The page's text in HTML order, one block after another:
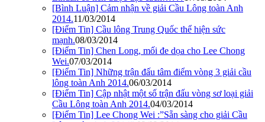
[Bình Luận] Cảm nhận về giải Cầu Lông toàn Anh
2014.11/03/2014
[Điểm Tin] Cầu lông Trung Quốc thể hiện sức
mạnh.08/03/2014
[Điểm Tin] Chen Long, mối đe dọa cho Lee Chong
Wei.07/03/2014
[Điểm Tin] Những trận đấu tâm điểm vòng 3 giải cầu
lông toàn Anh 2014.06/03/2014
[Điểm Tin] Cập nhật một số trận đấu vòng sơ loại giải
Cầu Lông toàn Anh 2014.04/03/2014
[Điểm Tin] Lee Chong Wei :”Sẵn sàng cho giải Cầu